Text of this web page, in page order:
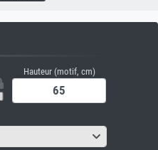
Hauteur (motif, cm)